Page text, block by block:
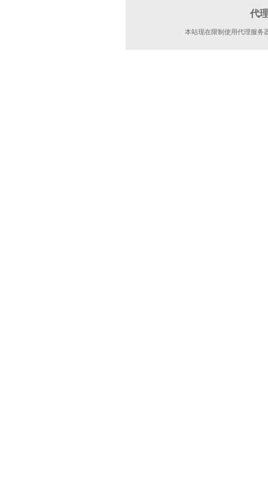
代
本站现在限制使用代理服务